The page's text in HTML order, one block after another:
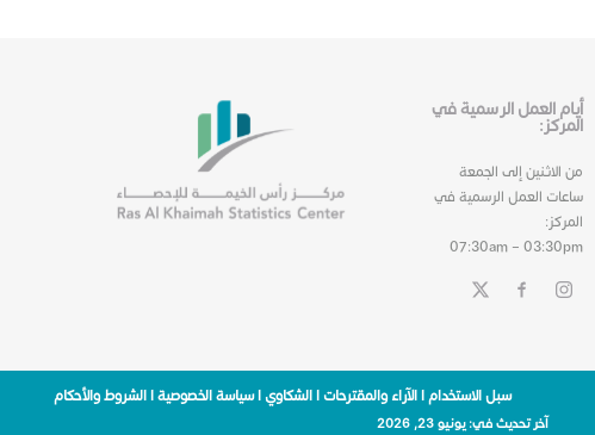
أيام العمل الرسمية في
المركز:
من الاثنين إلى الجمعة
ساعات العمل الرسمية في
المركز:
07:30am – 03:30pm
سبل الاستخدام |الآراء والمقترحات|الشكاوي|سياسة الخصوصية|الشروط والأحكام
آخر تحديث في:يونيو 23, 2026